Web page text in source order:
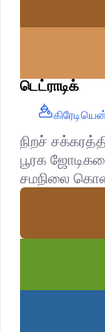
டெட்ராடிக்
நிறச்
பூரக
சமநிலை